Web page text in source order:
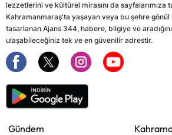
lezzetlerini ve kültürel mirasını da sayfalarımıza
Kahramanmaraş'ta yaşayan veya bu şehre
tasarlanan Ajans 344, habere, bilgiye ve
ulaşabileceğiniz tek ve en güvenilir adrestir.
Gündem